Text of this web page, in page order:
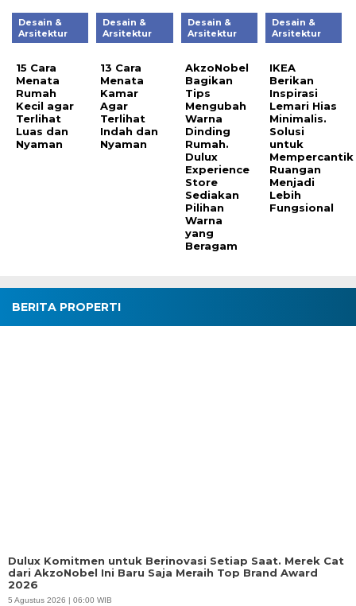
Desain &
Arsitektur
15 Cara
Menata
Rumah
Kecil agar
Terlihat
Luas dan
Nyaman
Desain &
Arsitektur
13 Cara
Menata
Kamar
Agar
Terlihat
Indah dan
Nyaman
Desain &
Arsitektur
AkzoNobel
Bagikan
Tips
Mengubah
Warna
Dinding
Rumah.
Dulux
Experience
Store
Sediakan
Pilihan
Warna
yang
Beragam
Desain &
Arsitektur
IKEA
Berikan
Inspirasi
Lemari Hias
Minimalis.
Solusi
untuk
Mempercantik
Ruangan
Menjadi
Lebih
Fungsional
BERITA PROPERTI
Dulux Komitmen untuk Berinovasi Setiap Saat. Merek Cat
dari AkzoNobel Ini Baru Saja Meraih Top Brand Award
2026
5 Agustus 2026 | 06:00 WIB